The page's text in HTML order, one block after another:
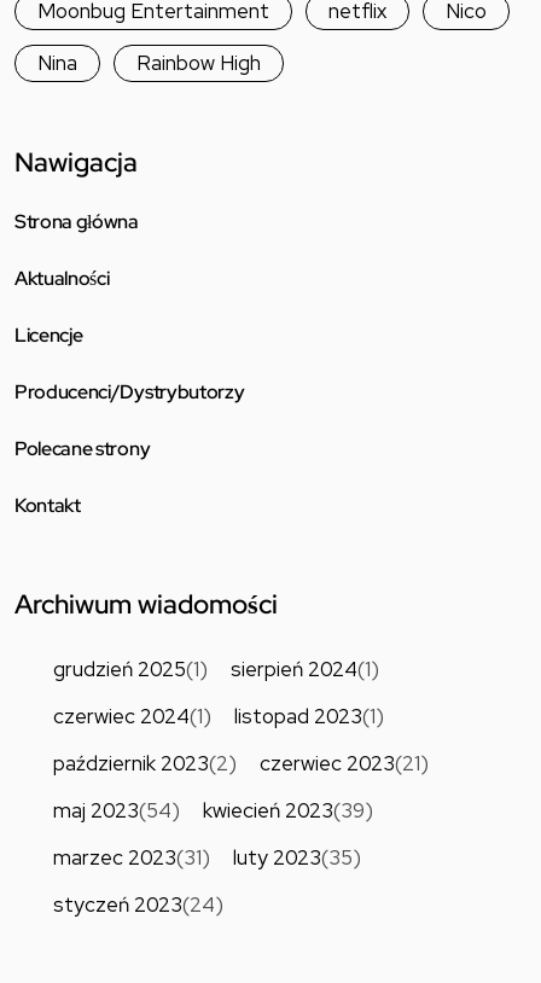
Moonbug Entertainment
netflix
Nico
Nina
Rainbow High
Nawigacja
Strona główna
Aktualności
Licencje
Producenci/Dystrybutorzy
Polecane strony
Kontakt
Archiwum wiadomości
grudzień 2025(1) sierpień 2024(1)
czerwiec 2024(1) listopad 2023(1)
październik 2023(2) czerwiec 2023(21)
maj 2023(54) kwiecień 2023(39)
marzec 2023(31) luty 2023(35)
styczeń 2023(24)